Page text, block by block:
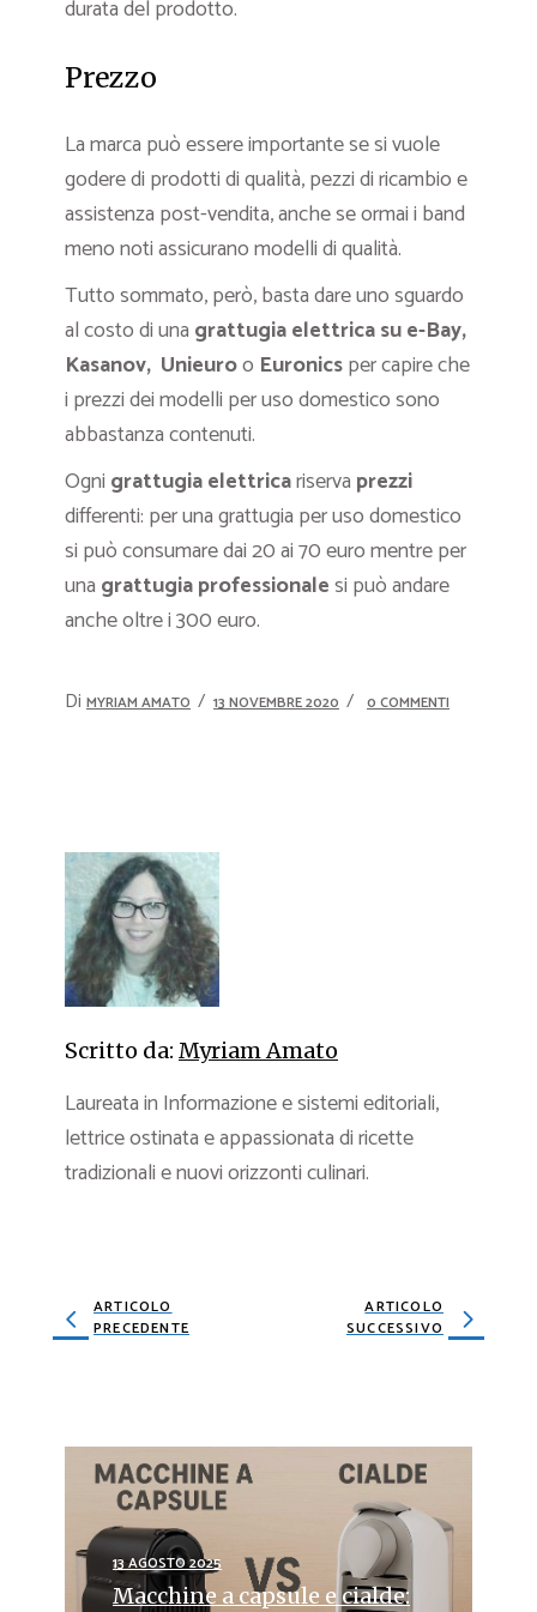
durata del prodotto.
Prezzo
La marca può essere importante se si vuole
godere di prodotti di qualità, pezzi di ricambio e
assistenza post-vendita, anche se ormai i band
meno noti assicurano modelli di qualità.
Tutto sommato, però, basta dare uno sguardo
al costo di una grattugia elettrica su e-Bay,
Kasanov, Unieuroo Euronicsper capire che
i prezzi dei modelli per uso domestico sono
abbastanza contenuti.
Ogni grattugia elettricariserva prezzi
differenti: per una grattugia per uso domestico
si può consumare dai 20 ai 70 euro mentre per
una grattugia professionalesi può andare
anche oltre i 300 euro.
Di MYRIAM AMATO 13 NOVEMBRE 2020 0 COMMENTI
Scritto da: Myriam Amato
Laureata in Informazione e sistemi editoriali,
lettrice ostinata e appassionata di ricette
tradizionali e nuovi orizzonti culinari.
ARTICOLO
PRECEDENTE
ARTICOLO
SUCCESSIVO
13 AGOSTO 2025
Macchine a capsule e cialde: